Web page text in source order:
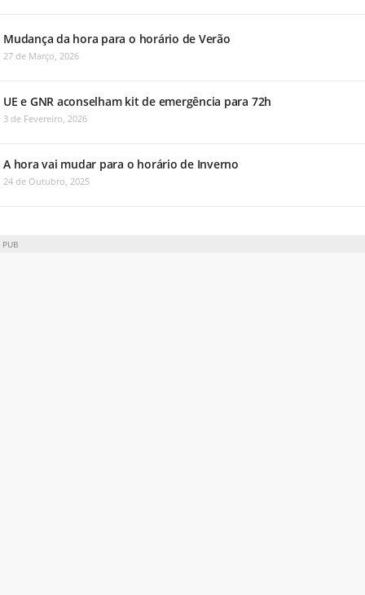
Mudança da hora para o horário de Verão
27 de Março, 2026
UE e GNR aconselham kit de emergência para 72h
3 de Fevereiro, 2026
A hora vai mudar para o horário de Inverno
24 de Outubro, 2025
PUB